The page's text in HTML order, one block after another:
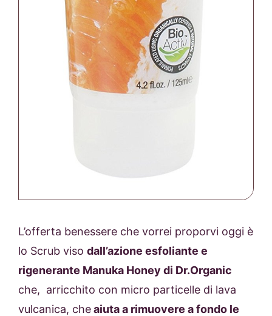
L’offerta benessere che vorrei proporvi oggi è
lo Scrub viso dall’azione esfoliante e
rigenerante Manuka Honey di Dr.Organic
che, arricchito con micro particelle di lava
vulcanica, cheaiuta a rimuovere a fondo le